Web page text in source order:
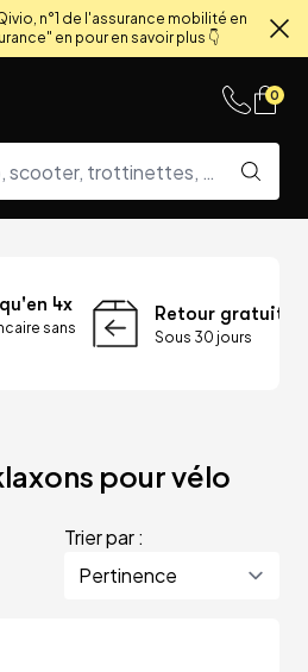
n°1 de l'assurance mobilité en
en pour en savoir plus 👇
0
4x
sans
Retour gratuit
Sous 30 jours
pour vélo
Trier par :